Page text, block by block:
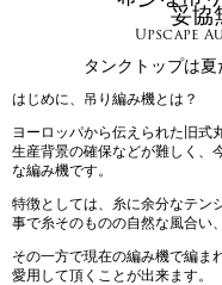
妥協
Upscape
タンクトップは
はじめに、吊り編み機とは？
ヨーロッパから伝えられた旧式
生産背景の確保などが難しく、
な編み機です。
特徴としては、糸に余分なテン
事で糸そのものの自然な風合い
その一方で現在の編み機で編ま
愛用して頂くことが出来ます。